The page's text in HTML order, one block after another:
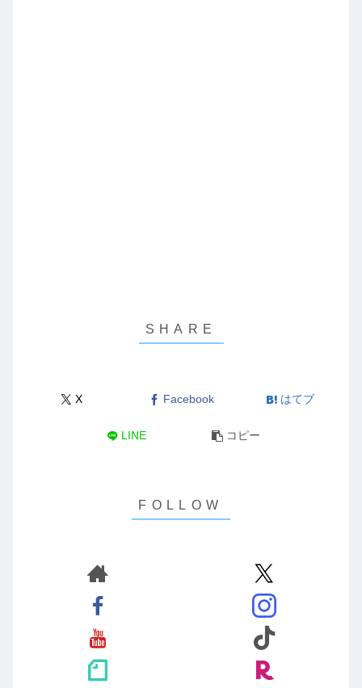
X Facebook はてブ
LINE コピー